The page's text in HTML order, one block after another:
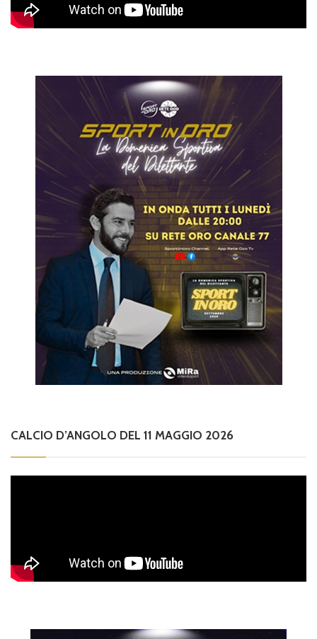
CALCIO D’ANGOLO DEL 11 MAGGIO 2026